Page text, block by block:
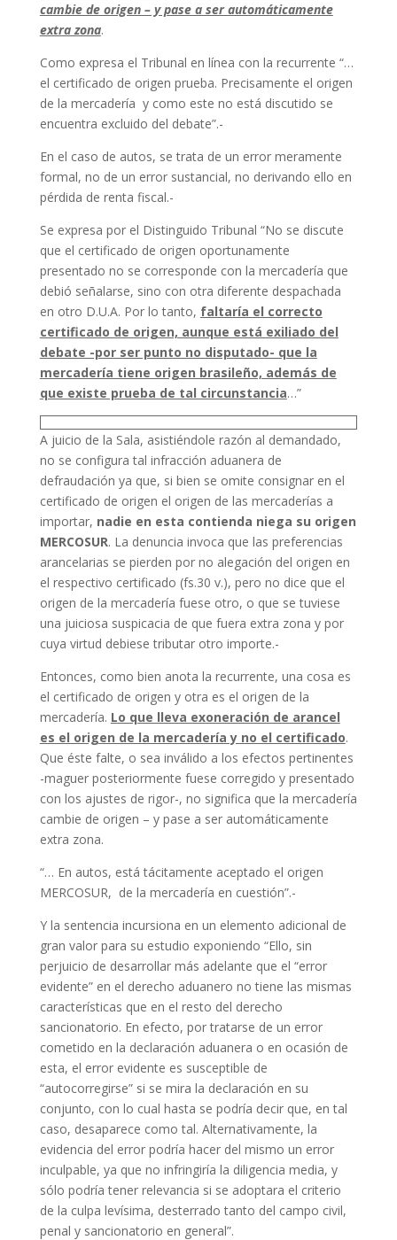
cambie de origen – y pase a ser automáticamente
extra zona.
Como expresa el Tribunal en línea con la recurrente “…
el certificado de origen prueba. Precisamente el origen
de la mercadería y como este no está discutido se
encuentra excluido del debate”.-
En el caso de autos, se trata de un error meramente
formal, no de un error sustancial, no derivando ello en
pérdida de renta fiscal.-
Se expresa por el Distinguido Tribunal “No se discute
que el certificado de origen oportunamente
presentado no se corresponde con la mercadería que
debió señalarse, sino con otra diferente despachada
en otro D.U.A. Por lo tanto, faltaría el correcto
certificado de origen, aunque está exiliado del
debate -por ser punto no disputado- que la
mercadería tiene origen brasileño, además de
que existe prueba de tal circunstancia…”
A juicio de la Sala, asistiéndole razón al demandado,
no se configura tal infracción aduanera de
defraudación ya que, si bien se omite consignar en el
certificado de origen el origen de las mercaderías a
importar, nadie en esta contienda niega su origen
MERCOSUR. La denuncia invoca que las preferencias
arancelarias se pierden por no alegación del origen en
el respectivo certificado (fs.30 v.), pero no dice que el
origen de la mercadería fuese otro, o que se tuviese
una juiciosa suspicacia de que fuera extra zona y por
cuya virtud debiese tributar otro importe.-
Entonces, como bien anota la recurrente, una cosa es
el certificado de origen y otra es el origen de la
mercadería. Lo que lleva exoneración de arancel
es el origen de la mercadería y no el certificado.
Que éste falte, o sea inválido a los efectos pertinentes
-maguer posteriormente fuese corregido y presentado
con los ajustes de rigor-, no significa que la mercadería
cambie de origen – y pase a ser automáticamente
extra zona.
“… En autos, está tácitamente aceptado el origen
MERCOSUR, de la mercadería en cuestión”.-
Y la sentencia incursiona en un elemento adicional de
gran valor para su estudio exponiendo “Ello, sin
perjuicio de desarrollar más adelante que el “error
evidente” en el derecho aduanero no tiene las mismas
características que en el resto del derecho
sancionatorio. En efecto, por tratarse de un error
cometido en la declaración aduanera o en ocasión de
esta, el error evidente es susceptible de
“autocorregirse” si se mira la declaración en su
conjunto, con lo cual hasta se podría decir que, en tal
caso, desaparece como tal. Alternativamente, la
evidencia del error podría hacer del mismo un error
inculpable, ya que no infringiría la diligencia media, y
sólo podría tener relevancia si se adoptara el criterio
de la culpa levísima, desterrado tanto del campo civil,
penal y sancionatorio en general”.